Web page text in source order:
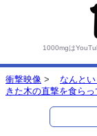
1000mgは
衝撃映像 >
なんと
きた木の直撃を食らっ